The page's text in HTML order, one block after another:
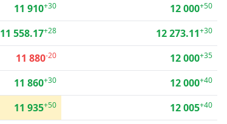
11 910+30 12 000+50
11 558.17+28 12 273.11+30
11 880-20 12 000+35
11 860+30 12 000+40
11 935+50 12 005+40